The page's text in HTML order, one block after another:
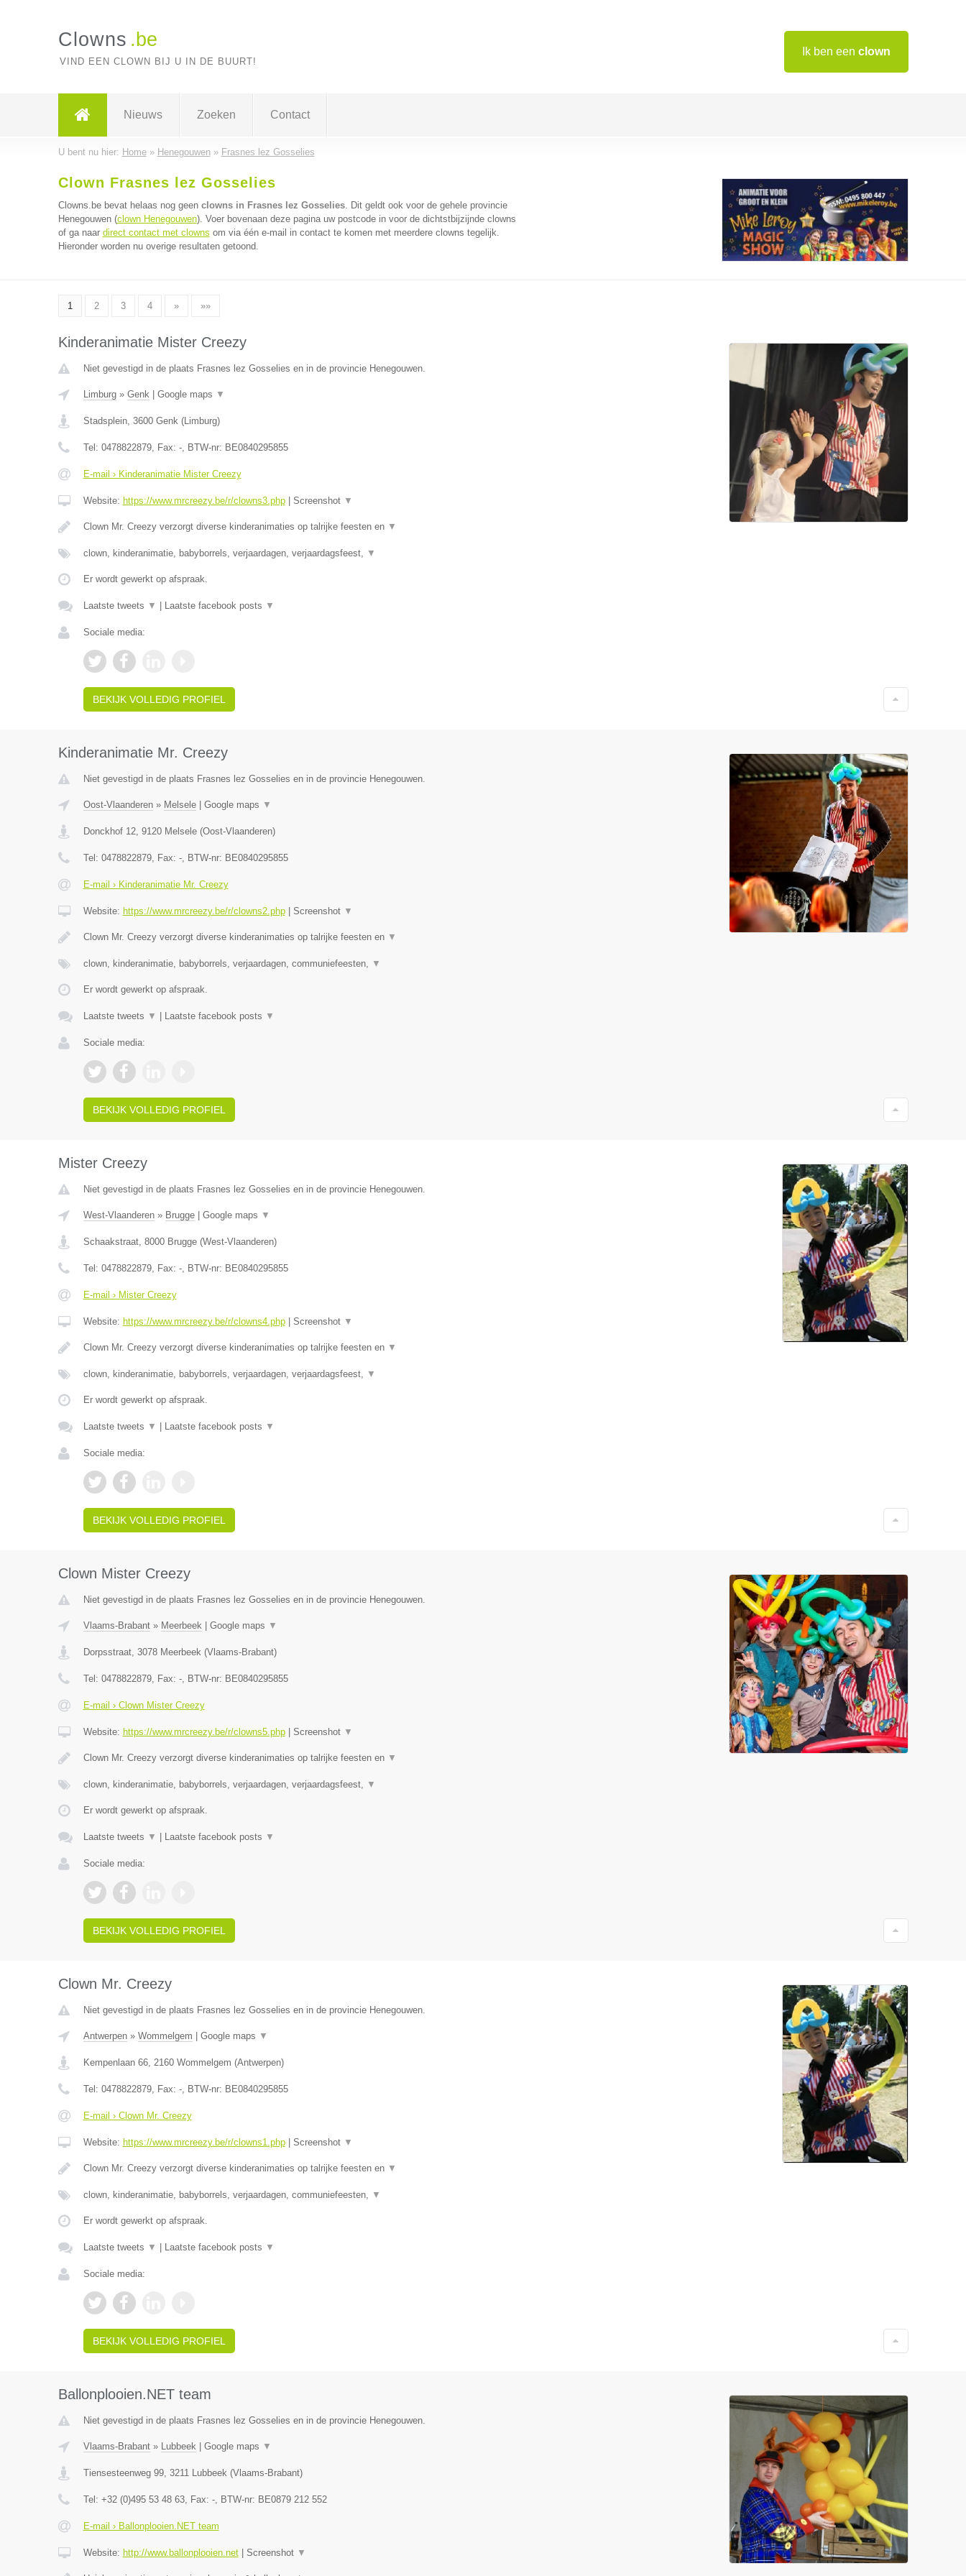
Ik ben een clown
Clowns .be
VIND EEN CLOWN BIJ U IN DE BUURT!
Nieuws Zoeken Contact
U bent nu hier: Home» Henegouwen» Frasnes lez Gosselies
Clown Frasnes lez Gosselies
Clowns.be bevat helaas nog geen clowns in Frasnes lez Gosselies. Dit geldt ook voor de gehele provincie
Henegouwen (clown Henegouwen). Voer bovenaan deze pagina uw postcode in voor de dichtstbijzijnde clowns
of ga naar direct contact met clowns om via één e-mail in contact te komen met meerdere clowns tegelijk.
Hieronder worden nu overige resultaten getoond.
1 2 3 4 » »»
Kinderanimatie Mister Creezy
Niet gevestigd in de plaats Frasnes lez Gosselies en in de provincie Henegouwen.
Limburg» Genk| Google maps ▼
Stadsplein, 3600 Genk(Limburg)
Tel: 0478822879, Fax: -, BTW-nr: BE0840295855
E-mail › Kinderanimatie Mister Creezy
Website: https://www.mrcreezy.be/r/clowns3.php| Screenshot ▼
Clown Mr. Creezy verzorgt diverse kinderanimaties op talrijke feesten en ▼
clown, kinderanimatie, babyborrels, verjaardagen, verjaardagsfeest, ▼
Er wordt gewerkt op afspraak.
Laatste tweets ▼ Laatste facebook posts ▼
Sociale media:
BEKIJK VOLLEDIG PROFIEL
Kinderanimatie Mr. Creezy
Niet gevestigd in de plaats Frasnes lez Gosselies en in de provincie Henegouwen.
Oost-Vlaanderen» Melsele| Google maps ▼
Donckhof 12, 9120 Melsele(Oost-Vlaanderen)
Tel: 0478822879, Fax: -, BTW-nr: BE0840295855
E-mail › Kinderanimatie Mr. Creezy
Website: https://www.mrcreezy.be/r/clowns2.php| Screenshot ▼
Clown Mr. Creezy verzorgt diverse kinderanimaties op talrijke feesten en ▼
clown, kinderanimatie, babyborrels, verjaardagen, communiefeesten, ▼
Er wordt gewerkt op afspraak.
Laatste tweets ▼ Laatste facebook posts ▼
Sociale media:
BEKIJK VOLLEDIG PROFIEL
Mister Creezy
Niet gevestigd in de plaats Frasnes lez Gosselies en in de provincie Henegouwen.
West-Vlaanderen» Brugge| Google maps ▼
Schaakstraat, 8000 Brugge(West-Vlaanderen)
Tel: 0478822879, Fax: -, BTW-nr: BE0840295855
E-mail › Mister Creezy
Website: https://www.mrcreezy.be/r/clowns4.php| Screenshot ▼
Clown Mr. Creezy verzorgt diverse kinderanimaties op talrijke feesten en ▼
clown, kinderanimatie, babyborrels, verjaardagen, verjaardagsfeest, ▼
Er wordt gewerkt op afspraak.
Laatste tweets ▼ Laatste facebook posts ▼
Sociale media:
BEKIJK VOLLEDIG PROFIEL
Clown Mister Creezy
Niet gevestigd in de plaats Frasnes lez Gosselies en in de provincie Henegouwen.
Vlaams-Brabant» Meerbeek| Google maps ▼
Dorpsstraat, 3078 Meerbeek(Vlaams-Brabant)
Tel: 0478822879, Fax: -, BTW-nr: BE0840295855
E-mail › Clown Mister Creezy
Website: https://www.mrcreezy.be/r/clowns5.php| Screenshot ▼
Clown Mr. Creezy verzorgt diverse kinderanimaties op talrijke feesten en ▼
clown, kinderanimatie, babyborrels, verjaardagen, verjaardagsfeest, ▼
Er wordt gewerkt op afspraak.
Laatste tweets ▼ Laatste facebook posts ▼
Sociale media:
BEKIJK VOLLEDIG PROFIEL
Clown Mr. Creezy
Niet gevestigd in de plaats Frasnes lez Gosselies en in de provincie Henegouwen.
Antwerpen» Wommelgem Google maps ▼
Kempenlaan 66, 2160 Wommelgem (Antwerpen)
Tel: 0478822879, Fax: -, BTW-nr: BE0840295855
E-mail › Clown Mr. Creezy
Website: https://www.mrcreezy.be/r/clowns1.php| Screenshot ▼
Clown Mr. Creezy verzorgt diverse kinderanimaties op talrijke feesten en ▼
clown, kinderanimatie, babyborrels, verjaardagen, communiefeesten, ▼
Er wordt gewerkt op afspraak.
Laatste tweets ▼ Laatste facebook posts ▼
Sociale media:
BEKIJK VOLLEDIG PROFIEL
Ballonplooien.NET team
Niet gevestigd in de plaats Frasnes lez Gosselies en in de provincie Henegouwen.
Vlaams-Brabant» Lubbeek| Google maps ▼
Tiensesteenweg 99, 3211 Lubbeek(Vlaams-Brabant)
Tel: +32 (0)495 53 48 63, Fax: -, BTW-nr: BE0879 212 552
E-mail › Ballonplooien.NET team
Website: http://www.ballonplooien.net| Screenshot ▼